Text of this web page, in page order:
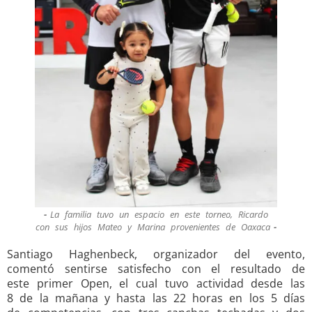
La familia tuvo un espacio en este torneo, Ricardo
con sus hijos Mateo y Marina provenientes de Oaxaca
Santiago Haghenbeck, organizador del evento,
comentó sentirse satisfecho con el resultado de
este primer Open, el cual tuvo actividad desde las
8 de la mañana y hasta las 22 horas en los 5 días